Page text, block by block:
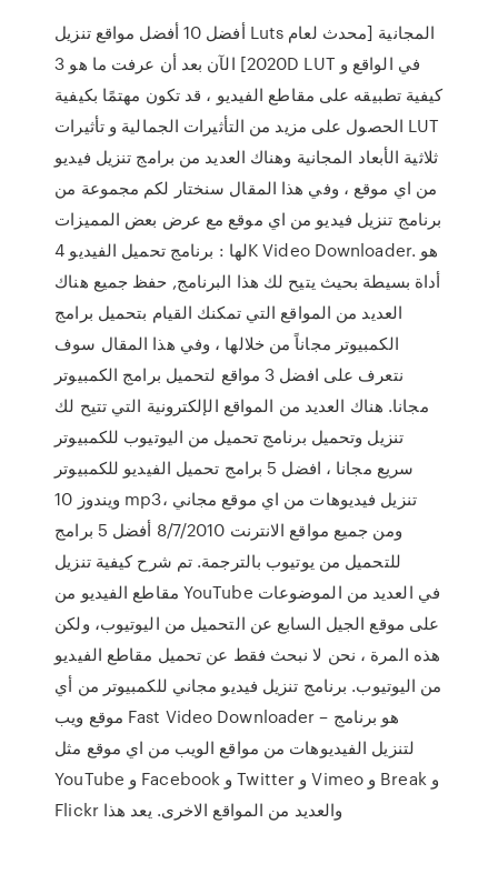
أفضل 10 أفضل مواقع تنزيل Luts المجانية [محدث لعام
2020] الآن بعد أن عرفت ما هو 3D LUT في الواقع و
كيفية تطبيقه على مقاطع الفيديو ، قد تكون مهتمًا بكيفية
الحصول على مزيد من التأثيرات الجمالية و تأثيرات LUT
ثلاثية الأبعاد المجانية وهناك العديد من برامج تنزيل فيديو
من اي موقع ، وفي هذا المقال سنختار لكم مجموعة من
برنامج تنزيل فيديو من اي موقع مع عرض بعض المميزات
لها : برنامج تحميل الفيديو 4K Video Downloader. هو
أداة بسيطة بحيث يتيح لك هذا البرنامج, حفظ جميع هناك
العديد من المواقع التي تمكنك القيام بتحميل برامج
الكمبيوتر مجاناً من خلالها ، وفي هذا المقال سوف
نتعرف على افضل 3 مواقع لتحميل برامج الكمبيوتر
مجانا. هناك العديد من المواقع الإلكترونية التي تتيح لك
تنزيل وتحميل برنامج تحميل من اليوتيوب للكمبيوتر
سريع مجانا ، افضل 5 برامج تحميل الفيديو للكمبيوتر
ويندوز 10 mp3، تنزيل فيديوهات من اي موقع مجاني
ومن جميع مواقع الانترنت 8/7/2010 أفضل 5 برامج
للتحميل من يوتيوب بالترجمة. تم شرح كيفية تنزيل
مقاطع الفيديو من YouTube في العديد من الموضوعات
على موقع الجيل السابع عن التحميل من اليوتيوب، ولكن
هذه المرة ، نحن لا نبحث فقط عن تحميل مقاطع الفيديو
من اليوتيوب. برنامج تنزيل فيديو مجاني للكمبيوتر من أي
موقع ويب Fast Video Downloader – هو برنامج
لتنزيل الفيديوهات من مواقع الويب من اي موقع مثل
YouTube و Facebook و Twitter و Vimeo و Break و
Flickr والعديد من المواقع الاخرى. يعد هذا